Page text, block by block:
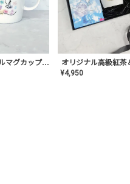
オリジナルマグカップ【AT-TW-03】ギフトセット有/プレゼント/内祝い/結婚式/ペア/食器/テーブルウェア/記念日/お返し/特別/高級/おしゃれ
¥4,950